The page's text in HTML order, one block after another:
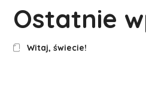
Ostatnie
Witaj, świecie!